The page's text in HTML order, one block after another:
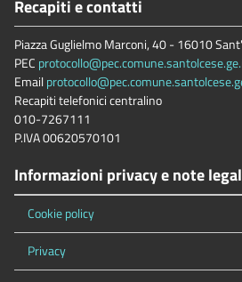
Recapiti e contatti
Piazza Guglielmo Marconi, 40 - 16010
PEC
Email
Recapiti telefonici centralino
010-7267111
P.IVA 00620570101
Informazioni privacy e note
Cookie policy
Privacy